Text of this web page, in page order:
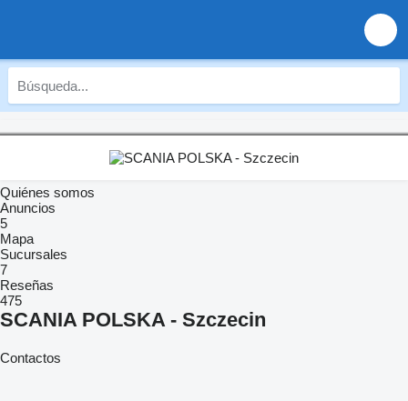
Quiénes somos
Anuncios
5
Mapa
Sucursales
7
Reseñas
475
SCANIA POLSKA - Szczecin
Contactos